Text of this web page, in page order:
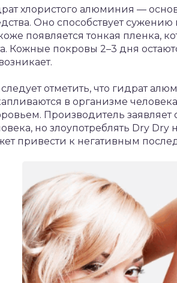
хлористого алюминия —
Оно способствует
появляется тонкая пленка,
Кожные покровы 2–3 дня
отметить, что гидрат
в организме
Производитель заявляет
но злоупотреблять Dry
привести к негативным